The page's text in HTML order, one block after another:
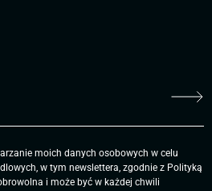
moich danych osobowych w celu
w tym newslettera, zgodnie z Polityką
i może być w każdej chwili